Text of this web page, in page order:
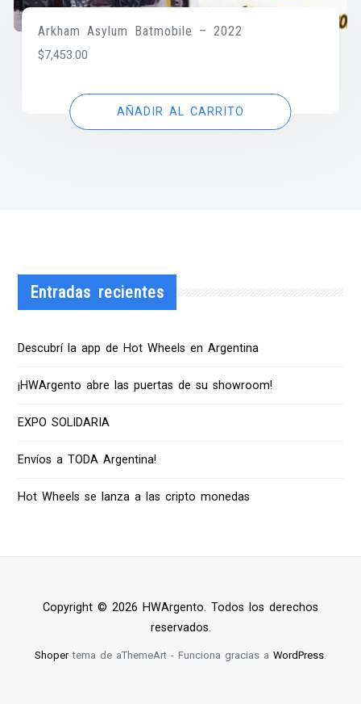
Arkham Asylum Batmobile – 2022
$7,453.00
AÑADIR AL CARRITO
Entradas recientes
Descubrí la app de Hot Wheels en Argentina
¡HWArgento abre las puertas de su showroom!
EXPO SOLIDARIA
Envíos a TODA Argentina!
Hot Wheels se lanza a las cripto monedas
Copyright © 2026 HWArgento. Todos los derechos
reservados.
Shopertema de aThemeArt - Funciona gracias a WordPress